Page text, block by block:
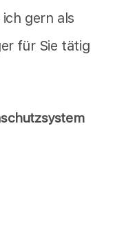
gern als
für Sie tätig